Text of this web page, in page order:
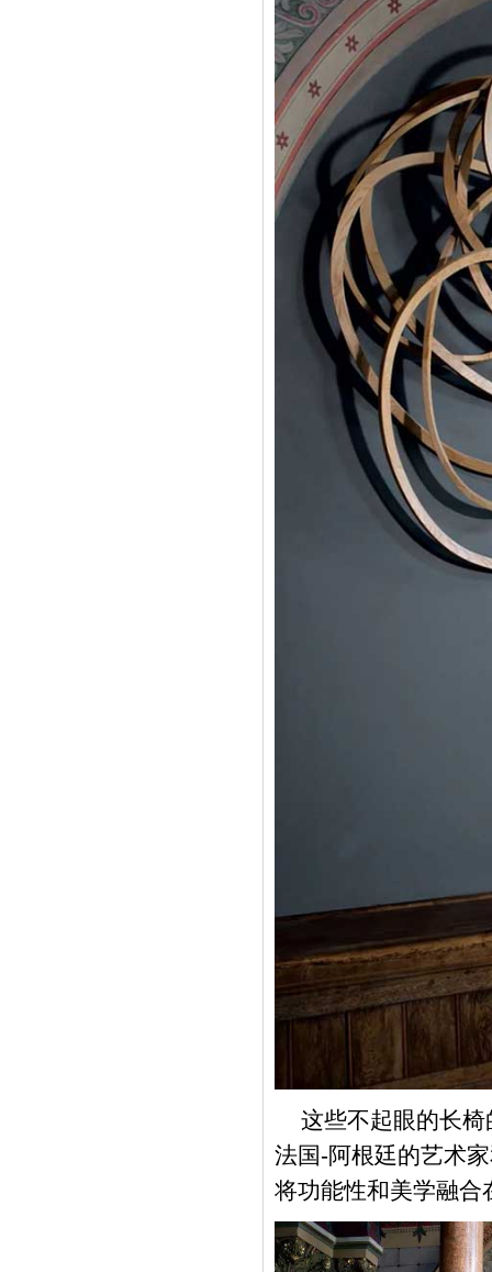
这些不起眼的长
法国-阿根廷的艺术
将功能性和美学融合